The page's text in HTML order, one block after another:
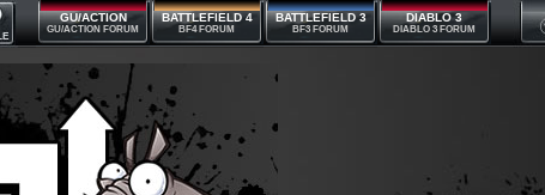
GU/ACTION
GU/ACTION FORUM
BATTLEFIELD 4
BF4 FORUM
BATTLEFIELD 3
BF3 FORUM
DIABLO 3
DIABLO 3 FORUM